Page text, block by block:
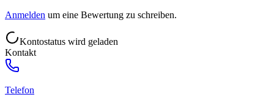
Anmelden um eine Bewertung zu schreiben.
Kontostatus wird geladen
Kontakt
Telefon